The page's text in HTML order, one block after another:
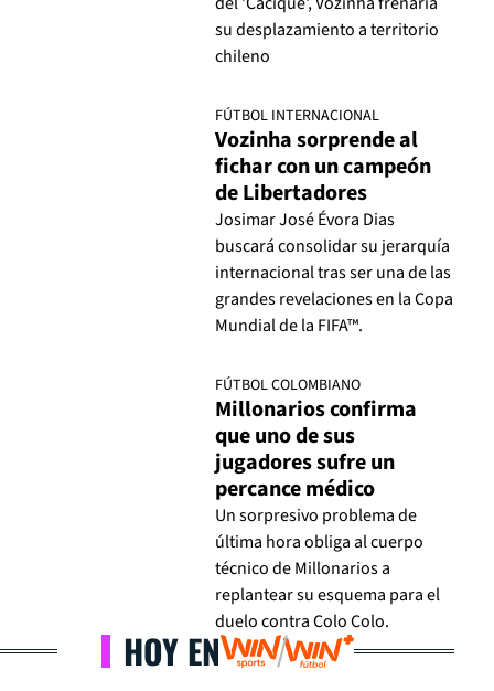
su desplazamiento a territorio
chileno
FÚTBOL INTERNACIONAL
Vozinha sorprende al
fichar con un campeón
de Libertadores
Josimar José Évora Dias
buscará consolidar su jerarquía
internacional tras ser una de las
grandes revelaciones en la Copa
Mundial de la FIFA™.
FÚTBOL COLOMBIANO
Millonarios confirma
que uno de sus
jugadores sufre un
percance médico
Un sorpresivo problema de
última hora obliga al cuerpo
técnico de Millonarios a
replantear su esquema para el
duelo contra Colo Colo.
HOY EN